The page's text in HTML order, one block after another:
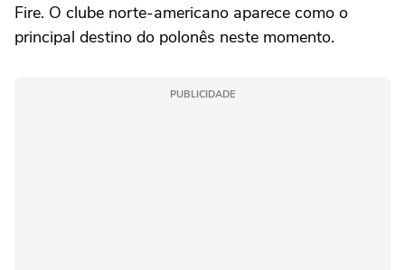
Fire. O clube norte-americano aparece como o
principal destino do polonês neste momento.
PUBLICIDADE